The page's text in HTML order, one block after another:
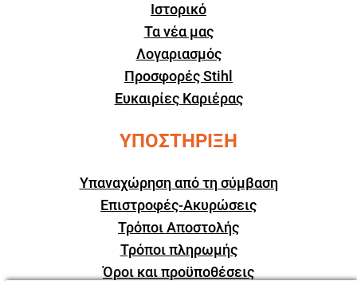
Ιστορικό
Τα νέα μας
Λογαριασμός
Προσφορές Stihl
Ευκαιρίες Καριέρας
ΥΠΟΣΤΗΡΙΞΗ
Υπαναχώρηση από τη σύμβαση
Επιστροφές-Ακυρώσεις
Τρόποι Αποστολής
Τρόποι πληρωμής
Όροι και προϋποθέσεις